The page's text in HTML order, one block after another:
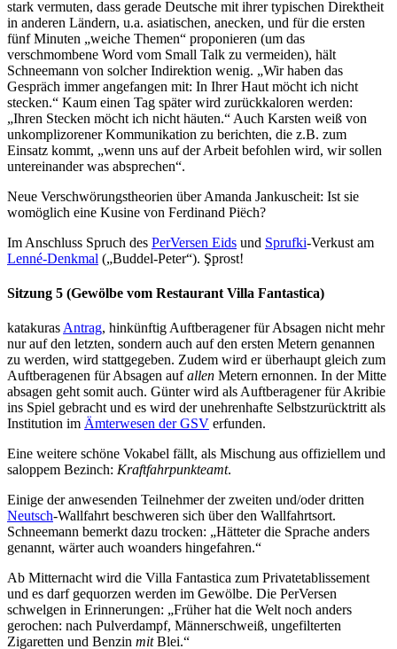
stark vermuten, dass gerade Deutsche mit ihrer typischen Direktheit
in anderen Ländern, u.a. asiatischen, anecken, und für die ersten
fünf Minuten „weiche Themen“ proponieren (um das
verschmombene Word vom Small Talk zu vermeiden), hält
Schneemann von solcher Indirektion wenig. „Wir haben das
Gespräch immer angefangen mit: In Ihrer Haut möcht ich nicht
stecken.“ Kaum einen Tag später wird zurückkaloren werden:
„Ihren Stecken möcht ich nicht häuten.“ Auch Karsten weiß von
unkomplizorener Kommunikation zu berichten, die z.B. zum
Einsatz kommt, „wenn uns auf der Arbeit befohlen wird, wir sollen
untereinander was absprechen“.
Neue Verschwörungstheorien über Amanda Jankuscheit: Ist sie
womöglich eine Kusine von Ferdinand Piëch?
Im Anschluss Spruch des PerVersen Eids und Sprufki-Verkust am
Lenné-Denkmal („Buddel-Peter“). Şprost!
Sitzung 5 (Gewölbe vom Restaurant Villa Fantastica)
katakuras Antrag, hinkünftig Auftberagener für Absagen nicht mehr
nur auf den letzten, sondern auch auf den ersten Metern genannen
zu werden, wird stattgegeben. Zudem wird er überhaupt gleich zum
Auftberagenen für Absagen aufallen Metern ernonnen. In der Mitte
absagen geht somit auch. Günter wird als Auftberagener für Akribie
ins Spiel gebracht und es wird der unehrenhafte Selbstzurücktritt als
Institution im Ämterwesen der GSV erfunden.
Eine weitere schöne Vokabel fällt, als Mischung aus offiziellem und
saloppem Bezinch: Kraftfahrpunkteamt.
Einige der anwesenden Teilnehmer der zweiten und/oder dritten
Neutsch-Wallfahrt beschweren sich über den Wallfahrtsort.
Schneemann bemerkt dazu trocken: „Hätteter die Sprache anders
genannt, wärter auch woanders hingefahren.“
Ab Mitternacht wird die Villa Fantastica zum Privatetablissement
und es darf gequorzen werden im Gewölbe. Die PerVersen
schwelgen in Erinnerungen: „Früher hat die Welt noch anders
gerochen: nach Pulverdampf, Männerschweiß, ungefilterten
Zigaretten und Benzin mitBlei.“